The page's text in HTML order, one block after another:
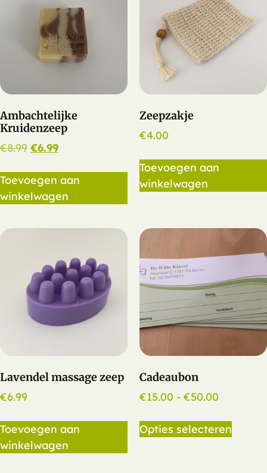
Ambachtelijke
Kruidenzeep
€8.99 €6.99
Toevoegen aan
winkelwagen
Zeepzakje
€4.00
Toevoegen aan
winkelwagen
Lavendel massage zeep
€6.99
Toevoegen aan
winkelwagen
Cadeaubon
€15.00 - €50.00
Opties selecteren